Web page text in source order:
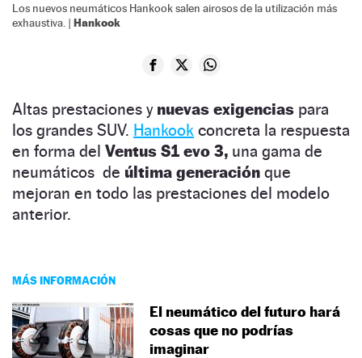
Los nuevos neumáticos Hankook salen airosos de la utilización más
exhaustiva. | Hankook
Altas prestaciones y nuevas exigencias para
los grandes SUV. Hankook concreta la respuesta
en forma del Ventus S1 evo 3, una gama de
neumáticos de última generación que
mejoran en todo las prestaciones del modelo
anterior.
MÁS INFORMACIÓN
El neumático del futuro hará
cosas que no podrías
imaginar